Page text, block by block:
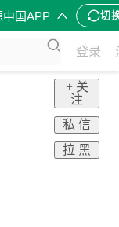
中国APP 切
登录
+ 关
注
私 信
拉 黑